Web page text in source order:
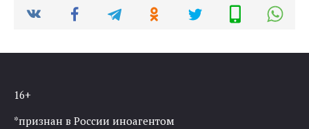
16+
*признан в России иноагентом